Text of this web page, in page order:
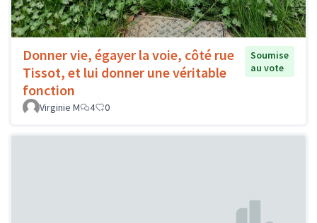
Donner vie, égayer la voie, côté rue
Tissot, et lui donner une véritable
fonction
Soumise
au vote
Virginie M 4 0